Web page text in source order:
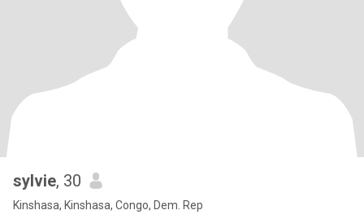
sylvie, 30
Kinshasa, Kinshasa, Congo, Dem. Rep